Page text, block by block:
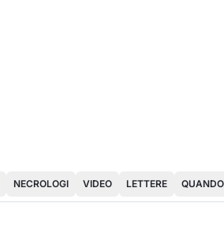
NECROLOGI VIDEO LETTERE